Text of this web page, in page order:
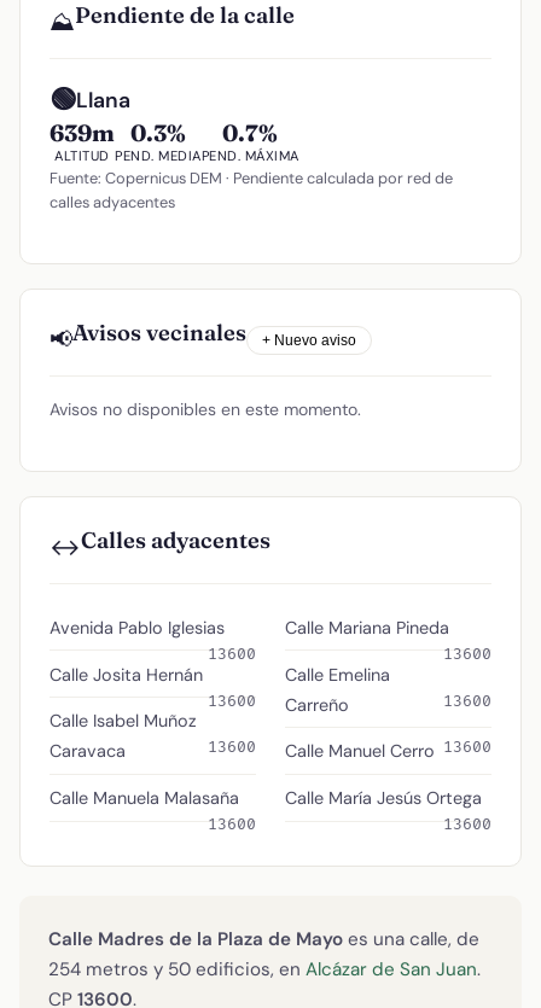
⛰️Pendiente de la calle
🟢Llana
639m
ALTITUD
0.3%
PEND. MEDIA
0.7%
PEND. MÁXIMA
Fuente: Copernicus DEM · Pendiente calculada por red de
calles adyacentes
📢Avisos vecinales + Nuevo aviso
Avisos no disponibles en este momento.
↔️Calles adyacentes
Avenida Pablo Iglesias
13600
Calle Josita Hernán
13600
Calle Isabel Muñoz
Caravaca
13600
Calle Manuela Malasaña
13600
Calle Mariana Pineda
13600
Calle Emelina
Carreño
13600
Calle Manuel Cerro 13600
Calle María Jesús Ortega
13600
Calle Madres de la Plaza de Mayo es una calle, de
254 metros y 50 edificios, en Alcázar de San Juan.
CP 13600.